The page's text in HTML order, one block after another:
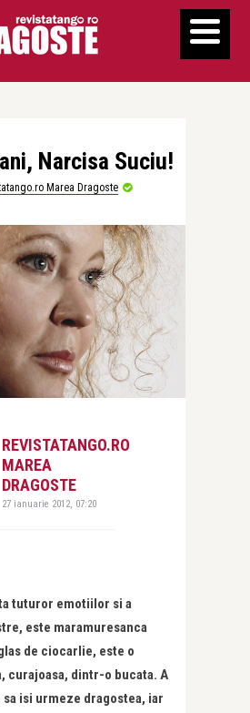
Narcisa Suciu!
Marea Dragoste
REVISTATANGO.RO
MAREA
DRAGOSTE
27 ianuarie 2012, 07:20
tuturor emotiilor si a
este maramuresanca
de ciocarlie, este o
curajoasa, dintr-o bucata. A
isi urmeze dragostea, iar